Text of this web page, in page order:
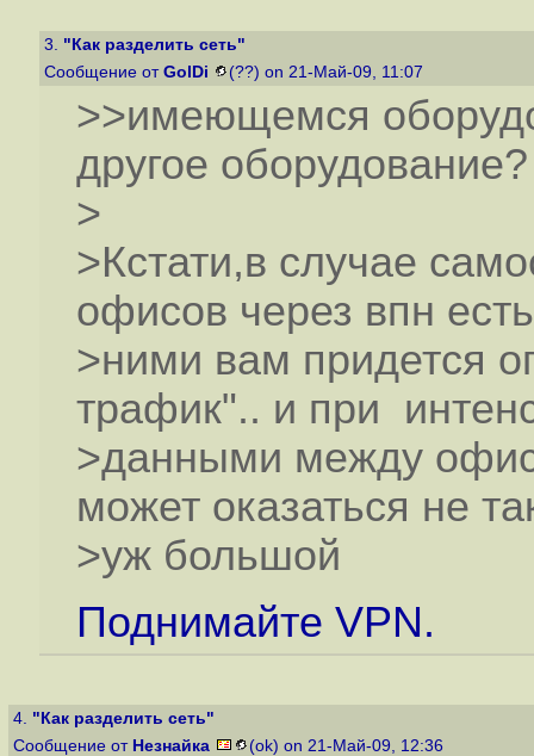
3. "Как разделить сеть"
Сообщение от GolDi (??) on 21-Май-09, 11:07
>>имеющемся
другое оборудование?
>
>Кстати,в случае
офисов через впн
>ними вам придется
трафик".. и при
>данными между
может оказаться не
>уж большой
Поднимайте VPN.
4. "Как разделить сеть"
Сообщение от Незнайка (ok) on 21-Май-09, 12:36